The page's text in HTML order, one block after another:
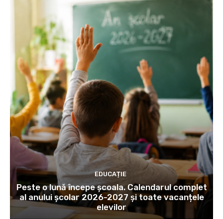
EDUCAȚIE
Peste o lună începe școala. Calendarul complet
al anului școlar 2026-2027 și toate vacanțele
elevilor